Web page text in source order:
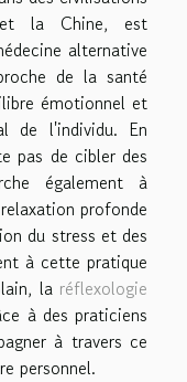
et la Chine, est
alternative
de la santé
émotionnel et
de l'individu. En
pas de cibler des
également à
profonde
du stress et des
à cette pratique
la réflexologie
à des praticiens
à travers ce
personnel.